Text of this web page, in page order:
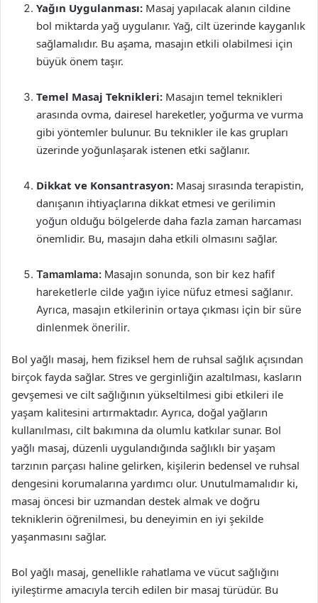
Yağın Uygulanması: Masaj yapılacak alanın cildine
bol miktarda yağ uygulanır. Yağ, cilt üzerinde kayganlık
sağlamalıdır. Bu aşama, masajın etkili olabilmesi için
büyük önem taşır.
Temel Masaj Teknikleri: Masajın temel teknikleri
arasında ovma, dairesel hareketler, yoğurma ve vurma
gibi yöntemler bulunur. Bu teknikler ile kas grupları
üzerinde yoğunlaşarak istenen etki sağlanır.
Dikkat ve Konsantrasyon: Masaj sırasında terapistin,
danışanın ihtiyaçlarına dikkat etmesi ve gerilimin
yoğun olduğu bölgelerde daha fazla zaman harcaması
önemlidir. Bu, masajın daha etkili olmasını sağlar.
Tamamlama: Masajın sonunda, son bir kez hafif
hareketlerle cilde yağın iyice nüfuz etmesi sağlanır.
Ayrıca, masajın etkilerinin ortaya çıkması için bir süre
dinlenmek önerilir.
Bol yağlı masaj, hem fiziksel hem de ruhsal sağlık açısından
birçok fayda sağlar. Stres ve gerginliğin azaltılması, kasların
gevşemesi ve cilt sağlığının yükseltilmesi gibi etkileri ile
yaşam kalitesini artırmaktadır. Ayrıca, doğal yağların
kullanılması, cilt bakımına da olumlu katkılar sunar. Bol
yağlı masaj, düzenli uygulandığında sağlıklı bir yaşam
tarzının parçası haline gelirken, kişilerin bedensel ve ruhsal
dengesini korumalarına yardımcı olur. Unutulmamalıdır ki,
masaj öncesi bir uzmandan destek almak ve doğru
tekniklerin öğrenilmesi, bu deneyimin en iyi şekilde
yaşanmasını sağlar.
Bol yağlı masaj, genellikle rahatlama ve vücut sağlığını
iyileştirme amacıyla tercih edilen bir masaj türüdür. Bu